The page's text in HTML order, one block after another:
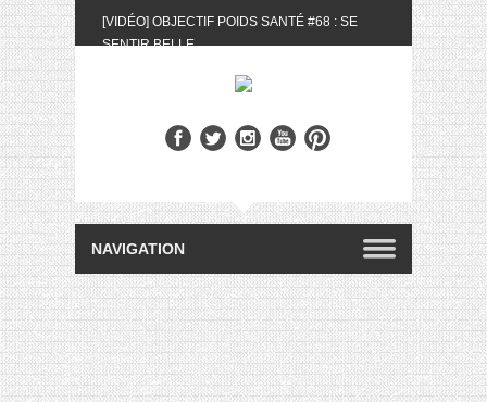
[VIDÉO] OBJECTIF POIDS SANTÉ #68 : SE
SENTIR BELLE
BIOTYFULL BOX DU MOIS DE MAI 2024 FEAT.
[VIDÉO] QUITOQUE #10 : MEAL PREP &
CONVIVIALITÉ
[VIDÉO] UNBOXING : LES MY LITTLE &
BIOTYFULL BOX DU MOIS D’AVRIL 2024
FEAT. AKILA
[VIDÉO] OBJECTIF POIDS SANTÉ #67 : L’AVIS
DES AUTRES, CE N’EST QUE LA VIE DES
AUTRES
[VIDÉO] UNBOXING : LES MY LITTLE &